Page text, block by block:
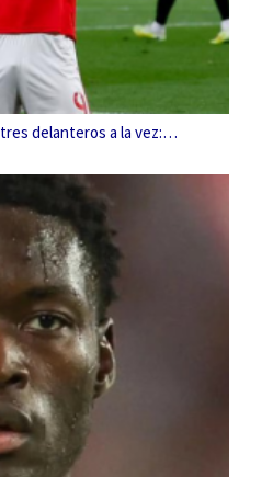
delanteros a la vez:…